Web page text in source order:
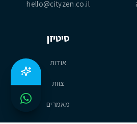
hello@cityzen.co.il
סיטיזן
אודות
צוות
מאמרים